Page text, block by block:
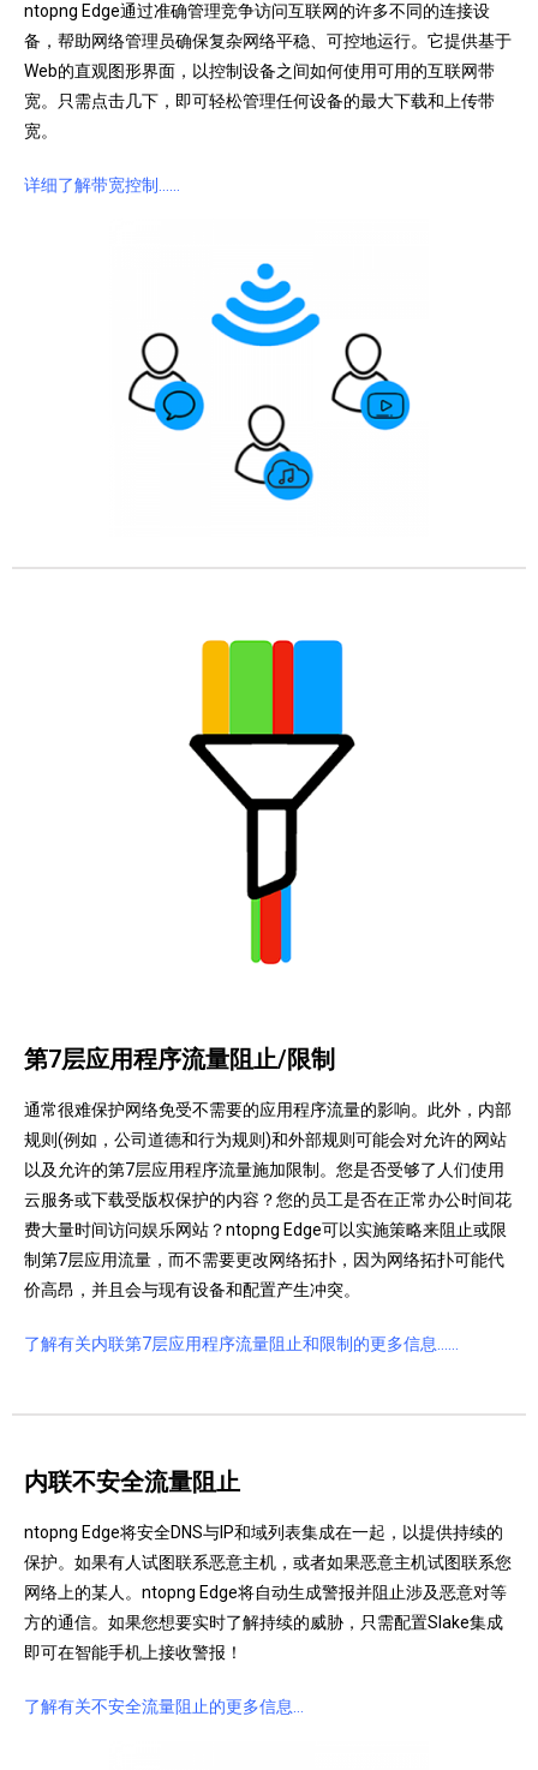
ntopng Edge通过准确管理竞争访问互联网的许多不同的连接设
备，帮助网络管理员确保复杂网络平稳、可控地运行。 它提供基于
Web的直观图形界面，以控制设备之间如何使用可用的互联网带
宽。
只需点击几下，即可轻松管理任何设备的最大下载和上传带
宽。
详细了解带宽控制……
第7层应用程序流量阻止/限制
通常很难保护网络免受不需要的应用程序流量的影响。 此外，内部
规则(例如，公司道德和行为规则)和外部规则可能会对允许的网站
以及允许的第7层应用程序流量施加限制。 您是否受够了人们使用
云服务或下载受版权保护的内容？您的员工是否在正常办公时间花
费大量时间访问娱乐网站？ntopng Edge可以实施策略来阻止或限
制第7层应用流量，而不需要更改网络拓扑，因为网络拓扑可能代
价高昂，并且会与现有设备和配置产生冲突。
了解有关内联第7层应用程序流量阻止和限制的更多信息……
内联不安全流量阻止
ntopng Edge将安全DNS与IP和域列表集成在一起，以提供持续的
保护。 如果有人试图联系恶意主机，或者如果恶意主机试图联系您
网络上的某人。 ntopng Edge将自动生成警报并阻止涉及恶意对等
方的通信。 如果您想要实时了解持续的威胁，只需配置Slake集成
即可在智能手机上接收警报！
了解有关不安全流量阻止的更多信息…